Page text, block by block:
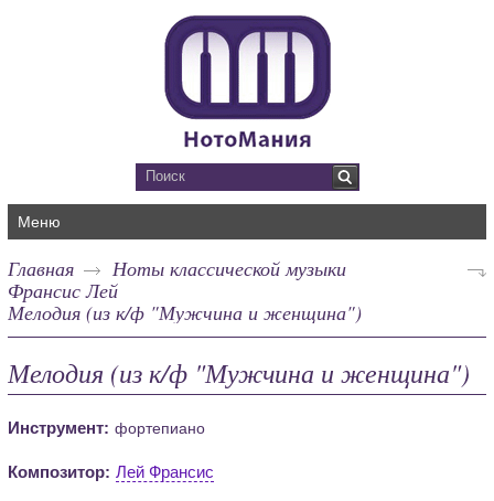
Меню
Главная
Ноты классической музыки
Франсис Лей
Мелодия (из к/ф "Мужчина и женщина")
Мелодия (из к/ф "Мужчина и женщина")
Инструмент: фортепиано
Композитор: Лей Франсис